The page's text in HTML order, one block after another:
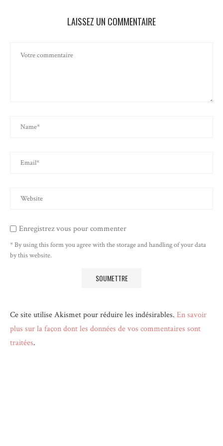
LAISSEZ UN COMMENTAIRE
Enregistrez vous pour commenter
* By using this form you agree with the storage and handling of your data
by this website.
Ce site utilise Akismet pour réduire les indésirables. En savoir
plus sur la façon dont les données de vos commentaires sont
traitées.